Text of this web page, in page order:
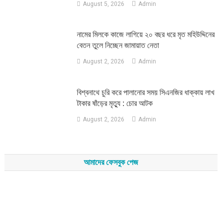
August 5, 2026 Admin
নামের মিলকে কাজে লাগিয়ে ২০ বছর ধরে মৃত মহিউদ্দিনের
বেতন তুলে নিচ্ছেন জামায়াত নেতা
August 2, 2026 Admin
‎বিশ্বনাথে চুরি করে পালানোর সময় সিএনজির ধাক্কায় লাখ
টাকার ষাঁড়ের মৃত্যু : চোর আটক
August 2, 2026 Admin
আমাদের ফেসবুক পেজ